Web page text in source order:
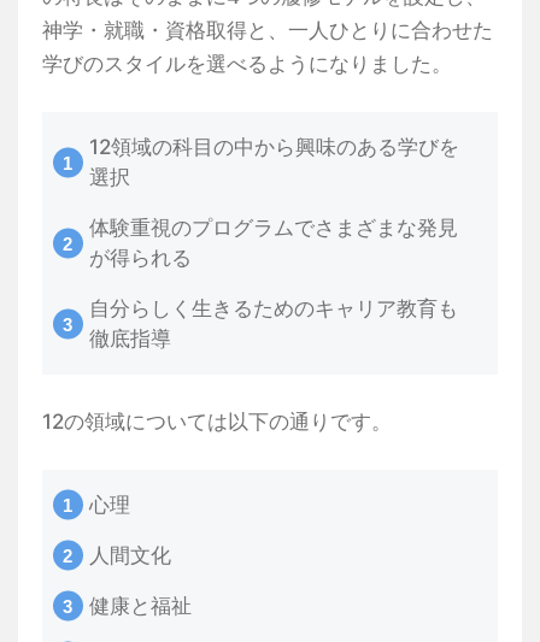
神学・就職・資格取得と、一人ひとりに合わせた
学びのスタイルを選べるようになりました。
12領域の科目の中から興味のある学びを
選択
体験重視のプログラムでさまざまな発見
が得られる
自分らしく生きるためのキャリア教育も
徹底指導
12の領域については以下の通りです。
心理
人間文化
健康と福祉